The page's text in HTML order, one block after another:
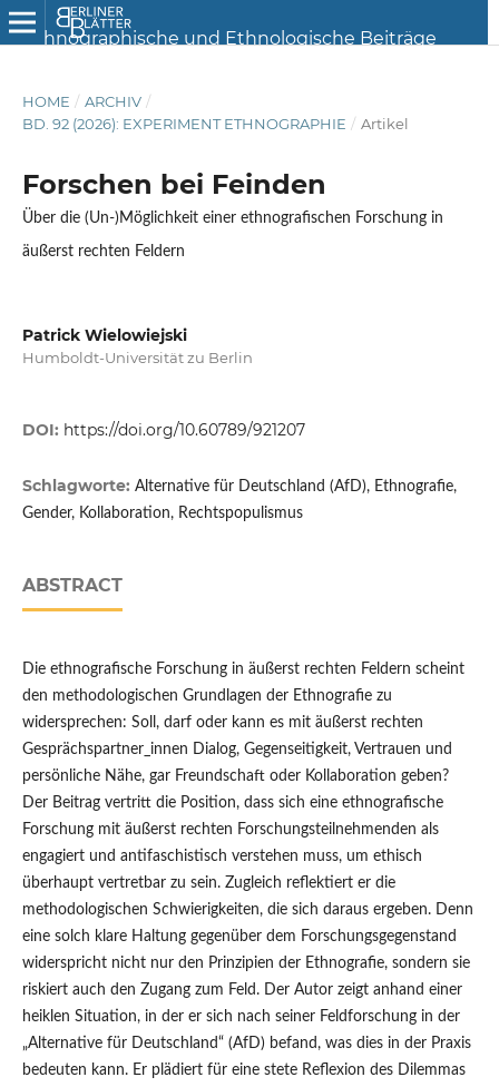
HOME / ARCHIV /
BD. 92 (2026): EXPERIMENT ETHNOGRAPHIE / Artikel
Forschen bei Feinden
Über die (Un-)Möglichkeit einer ethnografischen Forschung in
äußerst rechten Feldern
Patrick Wielowiejski
Humboldt-Universität zu Berlin
DOI: https://doi.org/10.60789/921207
Schlagworte: Alternative für Deutschland (AfD), Ethnografie,
Gender, Kollaboration, Rechtspopulismus
ABSTRACT
Die ethnografische Forschung in äußerst rechten Feldern scheint
den methodologischen Grundlagen der Ethnografie zu
widersprechen: Soll, darf oder kann es mit äußerst rechten
Gesprächspartner_innen Dialog, Gegenseitigkeit, Vertrauen und
persönliche Nähe, gar Freundschaft oder Kollaboration geben?
Der Beitrag vertritt die Position, dass sich eine ethnografische
Forschung mit äußerst rechten Forschungsteilnehmenden als
engagiert und antifaschistisch verstehen muss, um ethisch
überhaupt vertretbar zu sein. Zugleich reflektiert er die
methodologischen Schwierigkeiten, die sich daraus ergeben. Denn
eine solch klare Haltung gegenüber dem Forschungsgegenstand
widerspricht nicht nur den Prinzipien der Ethnografie, sondern sie
riskiert auch den Zugang zum Feld. Der Autor zeigt anhand einer
heiklen Situation, in der er sich nach seiner Feldforschung in der
„Alternative für Deutschland“ (AfD) befand, was dies in der Praxis
bedeuten kann. Er plädiert für eine stete Reflexion des Dilemmas